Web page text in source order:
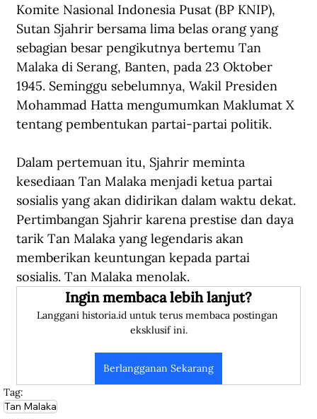
Komite Nasional Indonesia Pusat (BP KNIP),
Sutan Sjahrir bersama lima belas orang yang
sebagian besar pengikutnya bertemu Tan
Malaka di Serang, Banten, pada 23 Oktober
1945. Seminggu sebelumnya, Wakil Presiden
Mohammad Hatta mengumumkan Maklumat X
tentang pembentukan partai-partai politik.
Dalam pertemuan itu, Sjahrir meminta
kesediaan Tan Malaka menjadi ketua partai
sosialis yang akan didirikan dalam waktu dekat.
Pertimbangan Sjahrir karena prestise dan daya
tarik Tan Malaka yang legendaris akan
memberikan keuntungan kepada partai
sosialis. Tan Malaka menolak.
Ingin membaca lebih lanjut?
Langgani historia.id untuk terus membaca postingan
eksklusif ini.
Berlangganan Sekarang
Tag:
Tan Malaka